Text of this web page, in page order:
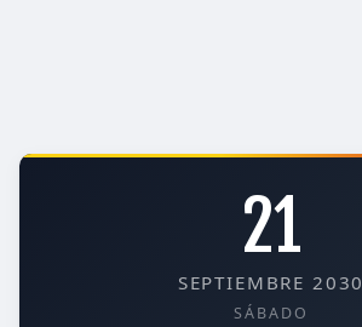
21
SEPTIEMBRE 2030
SÁBADO